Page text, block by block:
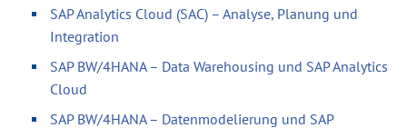
SAP Analytics Cloud (SAC) – Analyse, Planung und
Integration
SAP BW/4HANA – Data Warehousing und SAP Analytics
Cloud
SAP BW/4HANA – Datenmodelierung und SAP